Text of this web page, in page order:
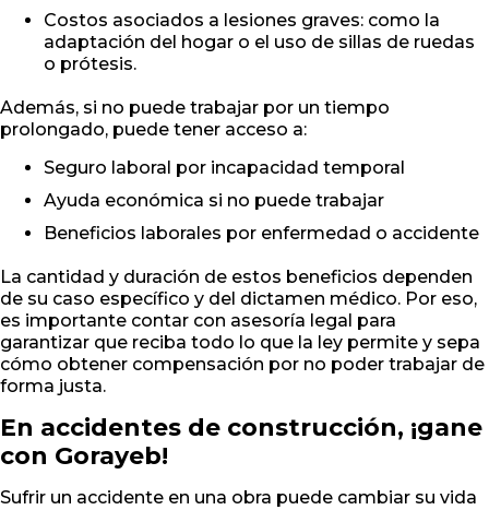
Costos asociados a lesiones graves: como la
adaptación del hogar o el uso de sillas de ruedas
o prótesis.
Además, si no puede trabajar por un tiempo
prolongado, puede tener acceso a:
Seguro laboral por incapacidad temporal
Ayuda económica si no puede trabajar
Beneficios laborales por enfermedad o accidente
La cantidad y duración de estos beneficios dependen
de su caso específico y del dictamen médico. Por eso,
es importante contar con asesoría legal para
garantizar que reciba todo lo que la ley permite y sepa
cómo obtener compensación por no poder trabajar de
forma justa.
En accidentes de construcción, ¡gane
con Gorayeb!
Sufrir un accidente en una obra puede cambiar su vida